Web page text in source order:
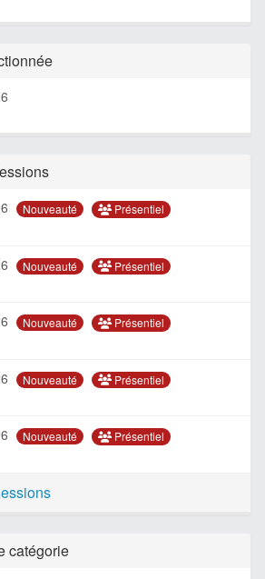
Nouveauté
Présentiel
Nouveauté
Présentiel
Nouveauté
Présentiel
Nouveauté
Présentiel
Nouveauté
Présentiel
catégorie